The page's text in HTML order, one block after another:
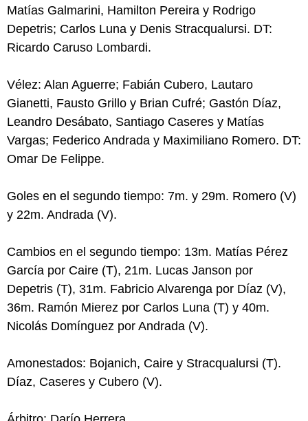
Matías Galmarini, Hamilton Pereira y Rodrigo
Depetris; Carlos Luna y Denis Stracqualursi. DT:
Ricardo Caruso Lombardi.
Vélez: Alan Aguerre; Fabián Cubero, Lautaro
Gianetti, Fausto Grillo y Brian Cufré; Gastón Díaz,
Leandro Desábato, Santiago Caseres y Matías
Vargas; Federico Andrada y Maximiliano Romero. DT:
Omar De Felippe.
Goles en el segundo tiempo: 7m. y 29m. Romero (V)
y 22m. Andrada (V).
Cambios en el segundo tiempo: 13m. Matías Pérez
García por Caire (T), 21m. Lucas Janson por
Depetris (T), 31m. Fabricio Alvarenga por Díaz (V),
36m. Ramón Mierez por Carlos Luna (T) y 40m.
Nicolás Domínguez por Andrada (V).
Amonestados: Bojanich, Caire y Stracqualursi (T).
Díaz, Caseres y Cubero (V).